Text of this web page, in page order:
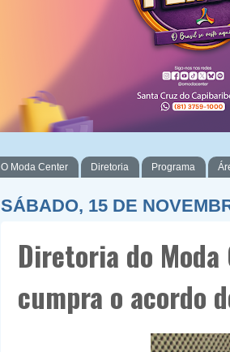
O Moda Center Diretoria Programa
SÁBADO, 15 DE
Diretoria do
cumpra o acordo